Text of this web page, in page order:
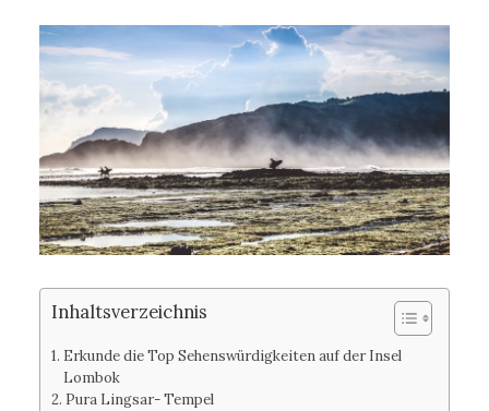
Inhaltsverzeichnis
Erkunde die Top Sehenswürdigkeiten auf der Insel
Lombok
Pura Lingsar- Tempel